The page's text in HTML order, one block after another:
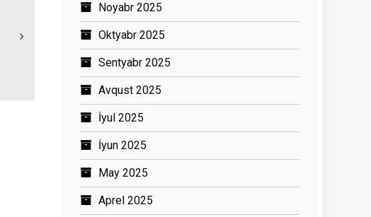
Noyabr 2025
Oktyabr 2025
Sentyabr 2025
Avqust 2025
İyul 2025
İyun 2025
May 2025
Aprel 2025